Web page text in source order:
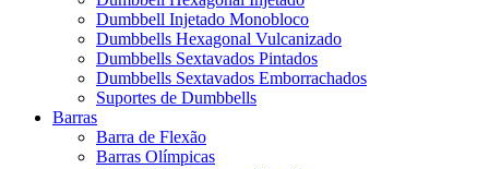
Dumbbell Injetado Monobloco
Dumbbells Hexagonal Vulcanizado
Dumbbells Sextavados Pintados
Dumbbells Sextavados Emborrachados
Suportes de Dumbbells
Barras
Barra de Flexão
Barras Olímpicas